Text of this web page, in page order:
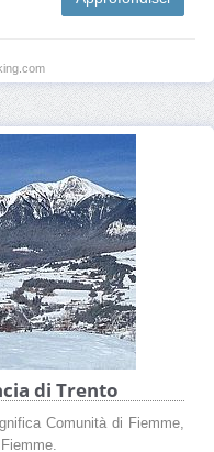
di Trento
Comunità di Fiemme,